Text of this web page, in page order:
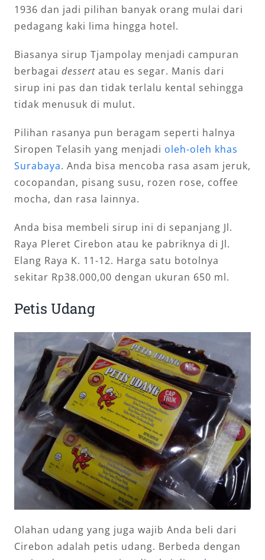
1936 dan jadi pilihan banyak orang mulai dari
pedagang kaki lima hingga hotel.
Biasanya sirup Tjampolay menjadi campuran
berbagai dessert atau es segar. Manis dari
sirup ini pas dan tidak terlalu kental sehingga
tidak menusuk di mulut.
Pilihan rasanya pun beragam seperti halnya
Siropen Telasih yang menjadi oleh-oleh khas
Surabaya. Anda bisa mencoba rasa asam jeruk,
cocopandan, pisang susu, rozen rose, coffee
mocha, dan rasa lainnya.
Anda bisa membeli sirup ini di sepanjang Jl.
Raya Pleret Cirebon atau ke pabriknya di Jl.
Elang Raya K. 11-12. Harga satu botolnya
sekitar Rp38.000,00 dengan ukuran 650 ml.
Petis Udang
Olahan udang yang juga wajib Anda beli dari
Cirebon adalah petis udang. Berbeda dengan